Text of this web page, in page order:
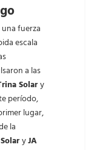
fuerza
escala
a las
Solary
período,
lugar,
la
yJA